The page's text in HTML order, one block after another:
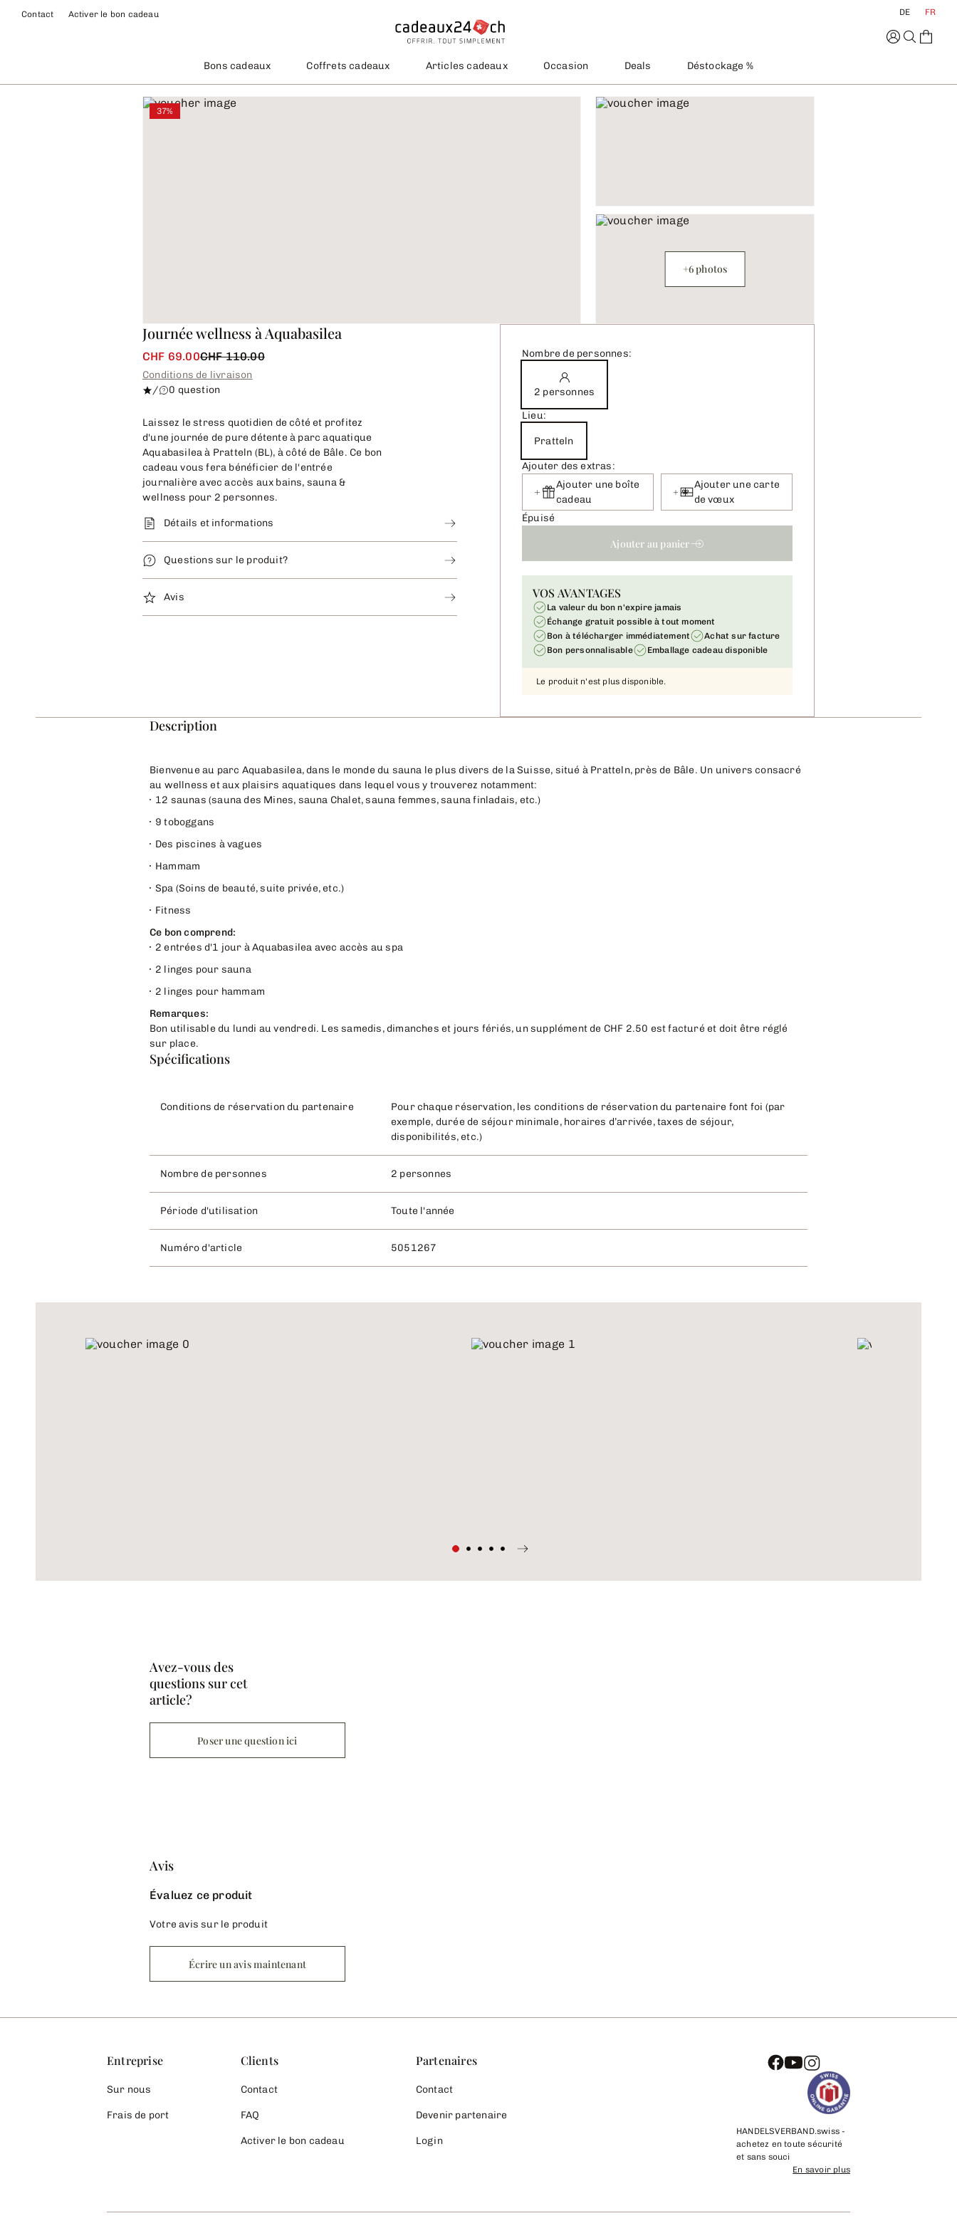
Contact Activer le bon cadeau DE FR
Bons cadeaux Coffrets cadeaux Articles cadeaux Occasion Deals Déstockage %
37%
+6 photos
Journée wellness à Aquabasilea
CHF 69.00CHF 110.00
Conditions de livraison
/
0 question
Laissez le stress quotidien de côté et profitez
d'une journée de pure détente à parc aquatique
Aquabasilea à Pratteln (BL), à côté de Bâle. Ce bon
cadeau vous fera bénéficier de l'entrée
journalière avec accès aux bains, sauna &
wellness pour 2 personnes.
Détails et informations
Questions sur le produit?
Avis
Nombre de personnes:
2 personnes
Lieu:
Pratteln
Ajouter des extras:
Ajouter une boîte
cadeau
Ajouter une carte
de vœux
Épuisé
Ajouter au panier
VOS AVANTAGES
La valeur du bon n'expire jamais
Échange gratuit possible à tout moment
Bon à télécharger immédiatement
Achat sur facture
Bon personnalisable
Emballage cadeau disponible
Le produit n'est plus disponible.
Description
Bienvenue au parc Aquabasilea, dans le monde du sauna le plus divers de la Suisse, situé à Pratteln, près de Bâle. Un univers consacré
au wellness et aux plaisirs aquatiques dans lequel vous y trouverez notamment:
12 saunas (sauna des Mines, sauna Chalet, sauna femmes, sauna finladais, etc.)
9 toboggans
Des piscines à vagues
Hammam
Spa (Soins de beauté, suite privée, etc.)
Fitness
Ce bon comprend:
2 entrées d'1 jour à Aquabasilea avec accès au spa
2 linges pour sauna
2 linges pour hammam
Remarques:
Bon utilisable du lundi au vendredi. Les samedis, dimanches et jours fériés, un supplément de CHF 2.50 est facturé et doit être réglé
sur place.
Spécifications
Conditions de réservation du partenaire
Pour chaque réservation, les conditions de réservation du partenaire font foi (par
exemple, durée de séjour minimale, horaires d’arrivée, taxes de séjour,
disponibilités, etc.)
Nombre de personnes 2 personnes
Période d'utilisation Toute l'année
Numéro d'article 5051267
Avez-vous des
questions sur cet
article?
Poser une question ici
Avis
Évaluez ce produit
Votre avis sur le produit
Écrire un avis maintenant
Entreprise
Sur nous
Frais de port
Clients
Contact
FAQ
Activer le bon cadeau
Partenaires
Contact
Devenir partenaire
Login
HANDELSVERBAND.swiss -
achetez en toute sécurité
et sans souci
En savoir plus